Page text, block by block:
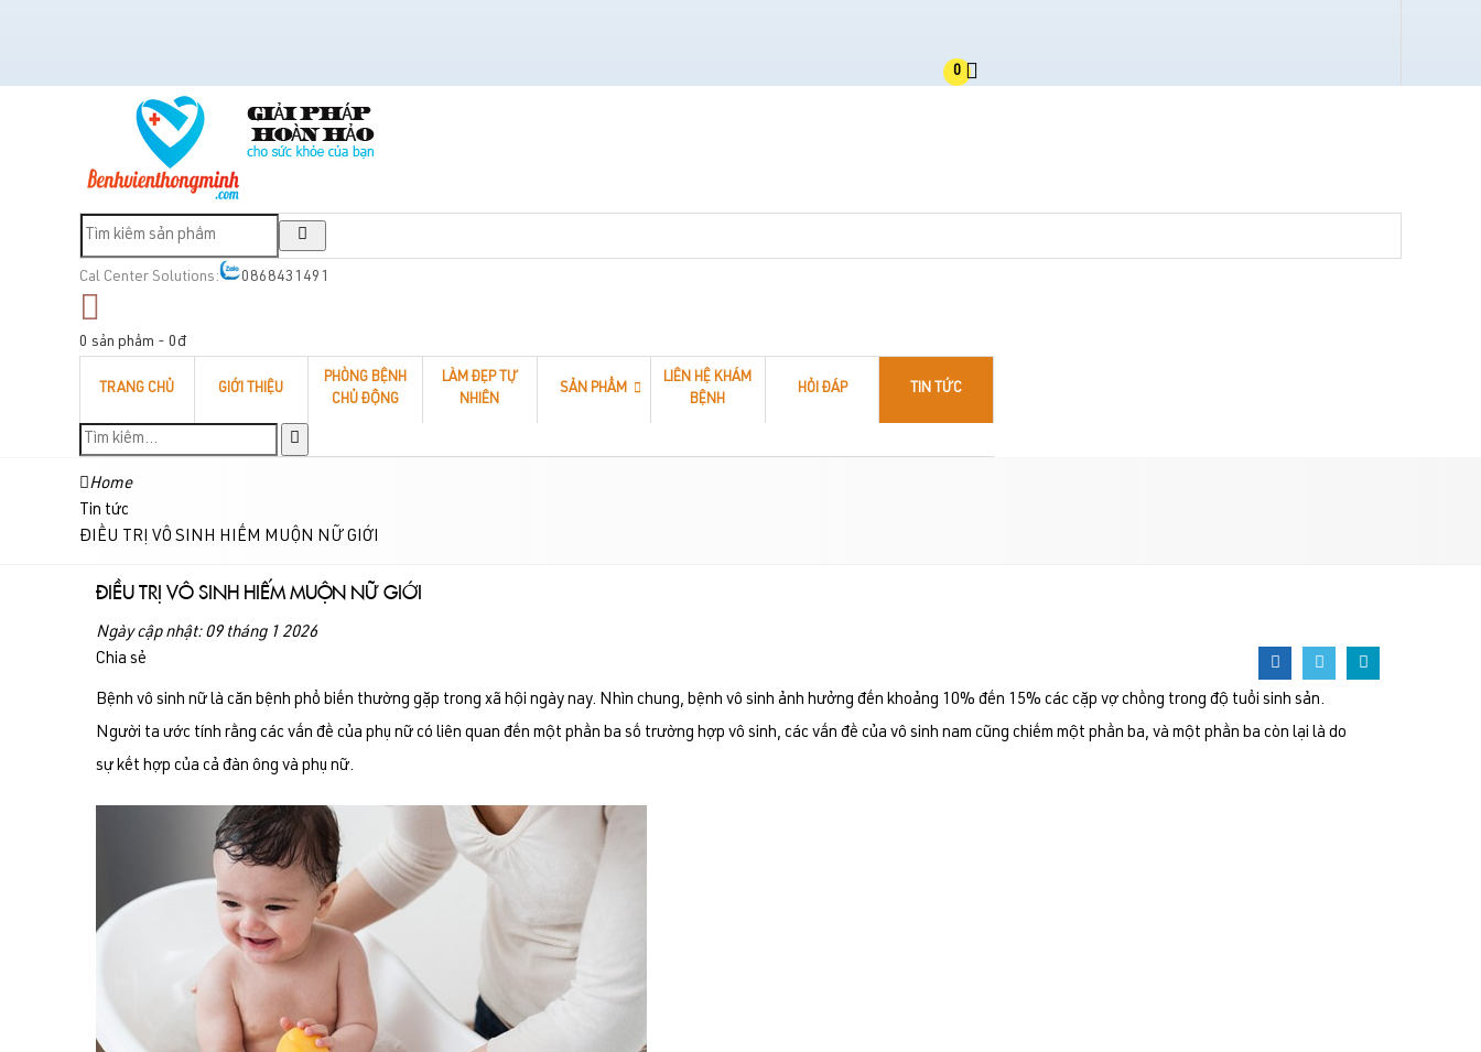
0
Cal Center Solutions: 0868431491
0 sản phẩm - 0đ
TRANG CHỦ GIỚI THIỆU
PHÒNG BỆNH
CHỦ ĐỘNG
LÀM ĐẸP TỰ
NHIÊN
SẢN PHẨM
LIÊN HỆ KHÁM
BỆNH
HỎI ĐÁP TIN TỨC
Home
Tin tức
ĐIỀU TRỊ VÔ SINH HIẾM MUỘN NỮ GIỚI
ĐIỀU TRỊ VÔ SINH HIẾM MUỘN NỮ GIỚI
Ngày cập nhật: 09 tháng 1 2026
Chia sẻ
Bệnh vô sinh nữ là căn bệnh phổ biến thường gặp trong xã hội ngày nay. Nhìn chung, bệnh vô sinh ảnh hưởng đến khoảng 10% đến 15% các cặp vợ chồng trong độ tuổi sinh sản.
Người ta ước tính rằng các vấn đề của phụ nữ có liên quan đến một phần ba số trường hợp vô sinh, các vấn đề của vô sinh nam cũng chiếm một phần ba, và một phần ba còn lại là do
sự kết hợp của cả đàn ông và phụ nữ.